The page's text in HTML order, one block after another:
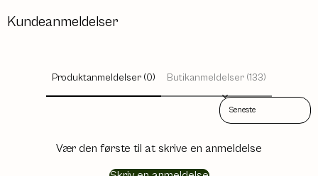
Kundeanmeldelser
Produktanmeldelser (0) Butikanmeldelser (133)
Sort reviews by
Vær den første til at skrive en anmeldelse